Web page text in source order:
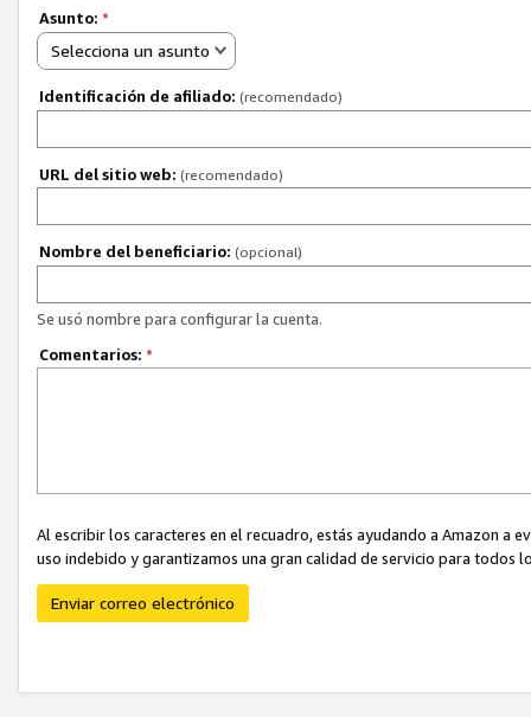
Asunto: *
Selecciona un asunto
Identificación de afiliado: (recomendado)
URL del sitio web: (recomendado)
Nombre del beneficiario: (opcional)
Se usó nombre para configurar la cuenta.
Comentarios: *
Al escribir los caracteres en el recuadro, estás ayudando a Amazon
uso indebido y garantizamos una gran calidad de servicio para todos
Enviar correo electrónico